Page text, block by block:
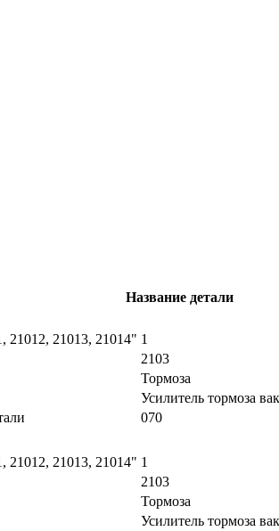
Название детали
21012, 21013, 21014" 1
2103
Тормоза
Усилитель тормоза
070
21012, 21013, 21014" 1
2103
Тормоза
Усилитель тормоза